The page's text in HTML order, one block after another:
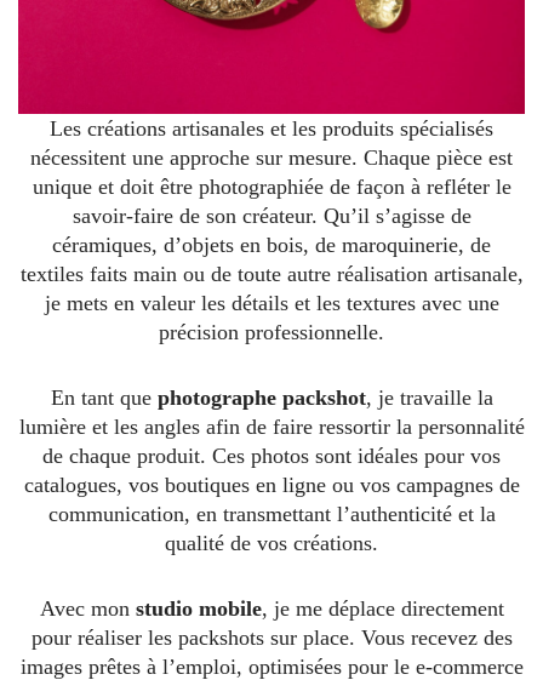
Les créations artisanales et les produits spécialisés
nécessitent une approche sur mesure. Chaque pièce est
unique et doit être photographiée de façon à refléter le
savoir-faire de son créateur. Qu’il s’agisse de
céramiques, d’objets en bois, de maroquinerie, de
textiles faits main ou de toute autre réalisation artisanale,
je mets en valeur les détails et les textures avec une
précision professionnelle.
En tant que photographe packshot, je travaille la
lumière et les angles afin de faire ressortir la personnalité
de chaque produit. Ces photos sont idéales pour vos
catalogues, vos boutiques en ligne ou vos campagnes de
communication, en transmettant l’authenticité et la
qualité de vos créations.
Avec mon studio mobile, je me déplace directement
pour réaliser les packshots sur place. Vous recevez des
images prêtes à l’emploi, optimisées pour le e-commerce